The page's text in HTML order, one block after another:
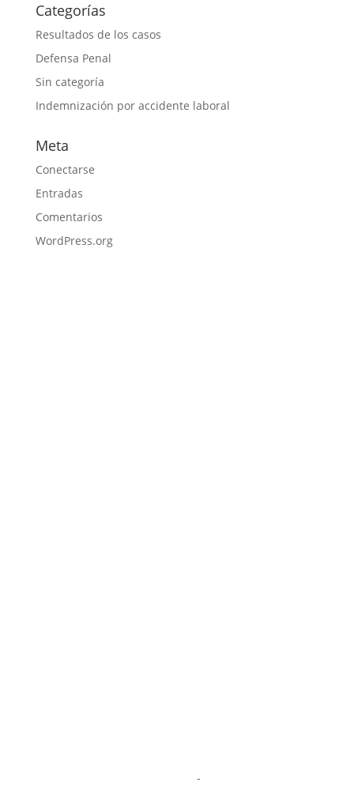
Categorías
Resultados de los casos
Defensa Penal
Sin categoría
Indemnización por accidente laboral
Meta
Conectarse
Entradas
Comentarios
WordPress.org
-